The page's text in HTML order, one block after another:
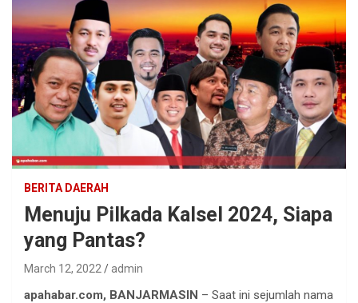
BERITA DAERAH
Menuju Pilkada Kalsel 2024, Siapa
yang Pantas?
March 12, 2022 admin
apahabar.com, BANJARMASIN – Saat ini sejumlah nama